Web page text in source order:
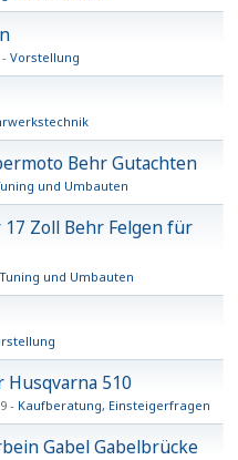
Vorstellung
Behr Gutachten
und Umbauten
Zoll Behr Felgen für
Tuning und Umbauten
Husqvarna 510
Kaufberatung, Einsteigerfragen
Gabel Gabelbrücke